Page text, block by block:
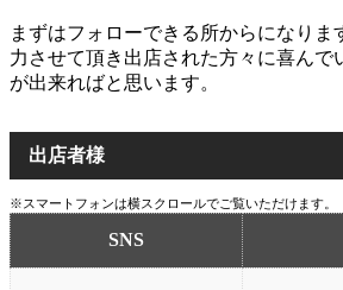
まずはフォローできる所からになりま
力させて頂き出店された方々に喜んで
が出来ればと思います。
出店者様
※スマートフォンは横スクロールでご覧いただけます。
SNS